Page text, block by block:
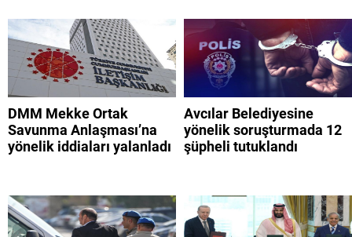
DMM Mekke Ortak
Savunma Anlaşması’na
yönelik iddiaları yalanladı
Avcılar Belediyesine
yönelik soruşturmada 12
şüpheli tutuklandı